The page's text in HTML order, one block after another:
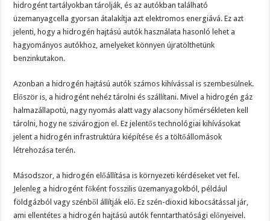
hidrogént tartályokban tárolják, és az autókban található
üzemanyagcella gyorsan átalakítja azt elektromos energiává. Ez azt
jelenti, hogy a hidrogén hajtású autók használata hasonló lehet a
hagyományos autókhoz, amelyeket könnyen újratölthetünk
benzinkutakon.
Azonban a hidrogén hajtású autók számos kihívással is szembesülnek.
Először is, a hidrogént nehéz tárolni és szállítani. Mivel a hidrogén gáz
halmazállapotú, nagy nyomás alatt vagy alacsony hőmérsékleten kell
tárolni, hogy ne szivárogjon el. Ez jelentős technológiai kihívásokat
jelent a hidrogén infrastruktúra kiépítése és a töltőállomások
létrehozása terén.
Másodszor, a hidrogén előállítása is környezeti kérdéseket vet fel.
Jelenleg a hidrogént főként fosszilis üzemanyagokból, például
földgázból vagy szénből állítják elő. Ez szén-dioxid kibocsátással jár,
ami ellentétes a hidrogén hajtású autók fenntarthatósági előnyeivel.